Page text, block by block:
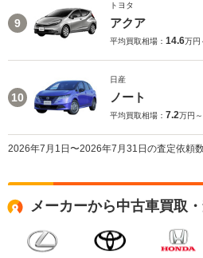
9
トヨタ
アクア
平均買取相場： 14.6万円
10
日産
ノート
平均買取相場： 7.2万円～
2026年7月1日〜2026年7月31日の査定依頼数
メーカーから中古車買取